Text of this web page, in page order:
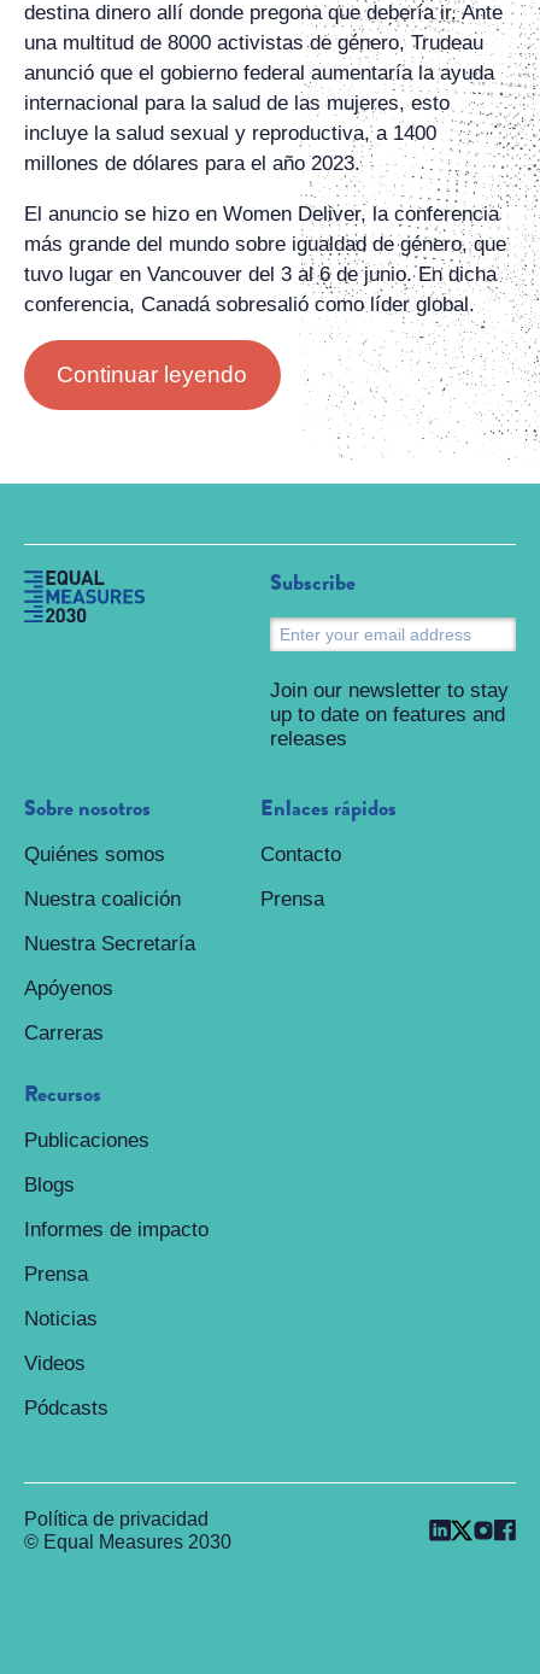
destina dinero allí donde pregona que debería ir. Ante
una multitud de 8000 activistas de género, Trudeau
anunció que el gobierno federal aumentaría la ayuda
internacional para la salud de las mujeres, esto
incluye la salud sexual y reproductiva, a 1400
millones de dólares para el año 2023.
El anuncio se hizo en Women Deliver, la conferencia
más grande del mundo sobre igualdad de género, que
tuvo lugar en Vancouver del 3 al 6 de junio. En dicha
conferencia, Canadá sobresalió como líder global.
Continuar leyendo
Sobre nosotros
Quiénes somos
Nuestra coalición
Nuestra Secretaría
Apóyenos
Carreras
Recursos
Publicaciones
Blogs
Informes de impacto
Prensa
Noticias
Videos
Pódcasts
Enlaces rápidos
Contacto
Prensa
Subscribe
Join our newsletter to stay
up to date on features and
releases
© Equal Measures 2030
Política de privacidad